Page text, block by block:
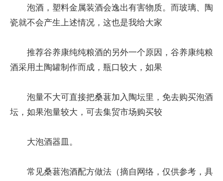
泡酒，塑料金属装酒会逸出有害物质。而玻璃、陶
瓷就不会产生上述情况，这也是我给大家
推荐谷养康纯纯粮酒的另外一个原因，谷养康纯粮
酒采用土陶罐制作而成，瓶口较大，如果
泡量不大可直接把桑葚加入陶坛里，免去购买泡酒
坛，如果泡量较大，可去集贸市场购买较
大泡酒器皿。
常见桑葚泡酒配方做法（摘自网络，仅供参考，具